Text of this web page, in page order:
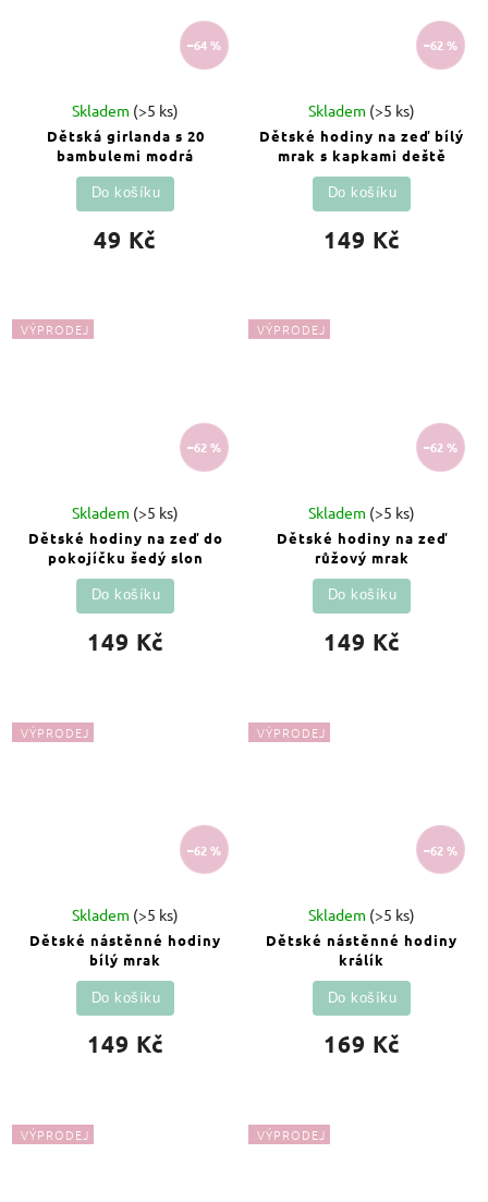
–64 %
Dětská girlanda s 20
bambulemi modrá
Skladem (>5 ks)
49 Kč
Do košíku
–62 %
Dětské hodiny na zeď bílý
mrak s kapkami deště
Skladem (>5 ks)
149 Kč
Do košíku
VÝPRODEJ
–62 %
Dětské hodiny na zeď do
pokojíčku šedý slon
Skladem (>5 ks)
149 Kč
Do košíku
VÝPRODEJ
–62 %
Dětské hodiny na zeď
růžový mrak
Skladem (>5 ks)
149 Kč
Do košíku
VÝPRODEJ
–62 %
Dětské nástěnné hodiny
bílý mrak
Skladem (>5 ks)
149 Kč
Do košíku
VÝPRODEJ
–62 %
Dětské nástěnné hodiny
králík
Skladem (>5 ks)
169 Kč
Do košíku
VÝPRODEJ VÝPRODEJ